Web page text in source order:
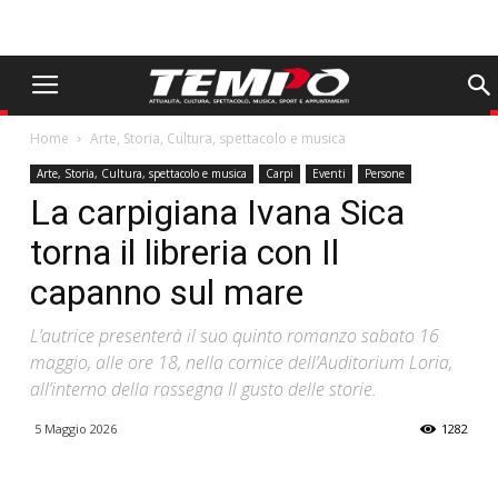
Home Arte, Storia, Cultura, spettacolo e musica
Arte, Storia, Cultura, spettacolo e musica Carpi Eventi Persone
La carpigiana Ivana Sica
torna il libreria con Il
capanno sul mare
L’autrice presenterà il suo quinto romanzo sabato 16
maggio, alle ore 18, nella cornice dell’Auditorium Loria,
all’interno della rassegna Il gusto delle storie.
5 Maggio 2026 1282